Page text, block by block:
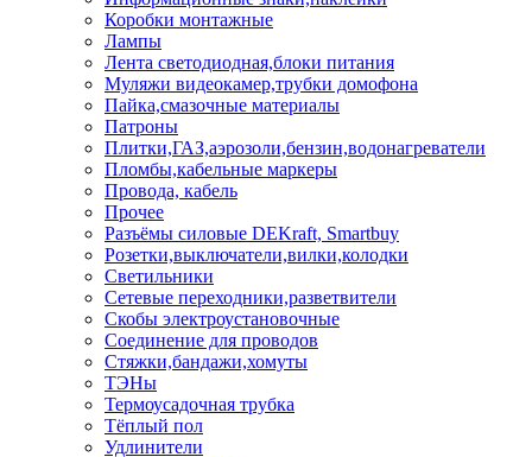
Коробки монтажные
Лампы
Лента светодиодная,блоки питания
Муляжи видеокамер,трубки домофона
Пайка,смазочные материалы
Патроны
Плитки,ГАЗ,аэрозоли,бензин,водонагреватели
Пломбы,кабельные маркеры
Провода, кабель
Прочее
Разъёмы силовые DEKraft, Smartbuy
Розетки,выключатели,вилки,колодки
Светильники
Сетевые переходники,разветвители
Скобы электроустановочные
Соединение для проводов
Стяжки,бандажи,хомуты
ТЭНы
Термоусадочная трубка
Тёплый пол
Удлинители